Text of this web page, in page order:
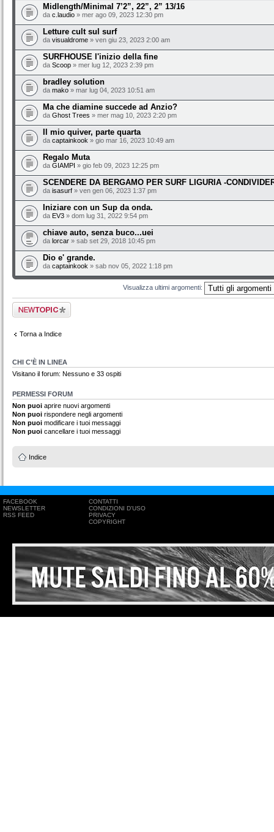
Midlength/Minimal 7’2”, 22”, 2” 13/16
da c.laudio » mer ago 09, 2023 12:30 pm
Letture cult sul surf
da visualdrome » ven giu 23, 2023 2:00 am
SURFHOUSE l'inizio della fine
da Scoop » mer lug 12, 2023 2:39 pm
bradley solution
da mako » mar lug 04, 2023 10:51 am
Ma che diamine succede ad Anzio?
da Ghost Trees » mer mag 10, 2023 2:20 pm
Il mio quiver, parte quarta
da captainkook » gio mar 16, 2023 10:49 am
Regalo Muta
da GIAMPI » gio feb 09, 2023 12:25 pm
SCENDERE DA BERGAMO PER SURF LIGURIA -
da isasurf » ven gen 06, 2023 1:37 pm
Iniziare con un Sup da onda.
da EV3 » dom lug 31, 2022 9:54 pm
chiave auto, senza buco...uei
da lorcar » sab set 29, 2018 10:45 pm
Dio e' grande.
da captainkook » sab nov 05, 2022 1:18 pm
Visualizza ultimi argomenti:
Scrivi un nuovo
argomento
Torna a Indice
CHI C’È IN LINEA
Visitano il forum: Nessuno e 33 ospiti
PERMESSI FORUM
Non puoi aprire nuovi argomenti
Non puoi rispondere negli argomenti
Non puoi modificare i tuoi messaggi
Non puoi cancellare i tuoi messaggi
Indice
FACEBOOK
NEWSLETTER
RSS FEED
CONTATTI
CONDIZIONI D'USO
PRIVACY
COPYRIGHT